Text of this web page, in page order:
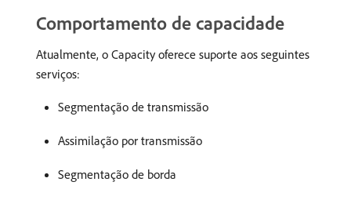
Comportamento de capacidade
Atualmente, o Capacity oferece suporte aos seguintes
serviços:
Segmentação de transmissão
Assimilação por transmissão
Segmentação de borda